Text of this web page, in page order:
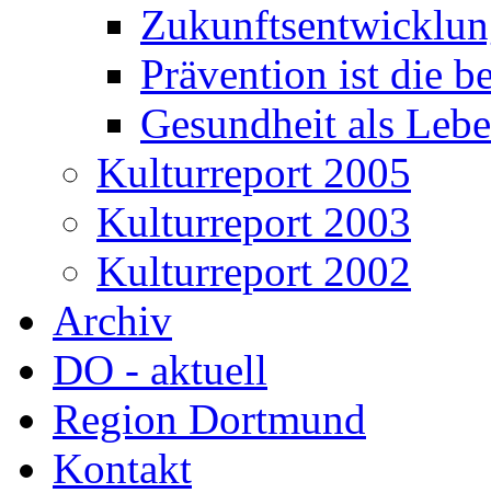
Prävention ist die
Gesundheit als
Kulturreport 2005
Kulturreport 2003
Kulturreport 2002
Archiv
DO - aktuell
Region Dortmund
Kontakt